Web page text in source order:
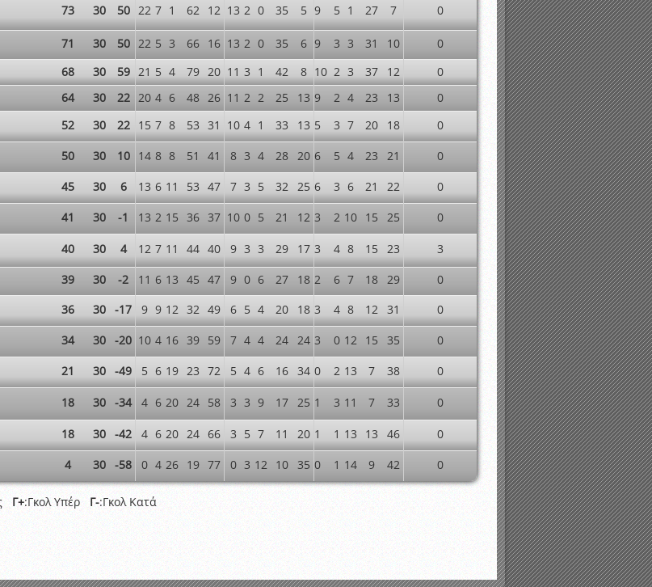
73 30 50 22 7 1 62 12 13 2 0 35 5 9 5 1 27 7 0
71 30 50 22 5 3 66 16 13 2 0 35 6 9 3 3 31 10
0
68 30 59 21 5 4 79 20 11 3 1 42 8 10 2 3 37 12
0
64 30 22 20 4 6 48 26 11 2 2 25 13 9 2 4 23 13
0
52 30 22 15 7 8 53 31 10 4 1 33 13 5 3 7 20 18
0
50 30 10 14 8 8 51 41 8 3 4 28 20 6 5 4 23 21
0
45 30 6 13 6 11 53 47 7 3 5 32 25 6 3 6 21 22
0
41 30 -1 13 2 15 36 37 10 0 5 21 12 3 2 10 15 25 0
40 30 4 12 7 11 44 40 9 3 3 29 17 3 4 8 15 23
3
39 30 -2 11 6 13 45 47 9 0 6 27 18 2 6 7 18 29
0
36 30 -17 9 9 12 32 49 6 5 4 20 18 3 4 8 12 31
0
34 30 -20 10 4 16 39 59 7 4 4 24 24 3 0 12 15 35
0
21 30 -49 5 6 19 23 72 5 4 6 16 34 0 2 13 7 38 0
18 30 -34 4 6 20 24 58 3 3 9 17 25 1 3 11 7 33 0
18 30 -42 4 6 20 24 66 3 5 7 11 20 1 1 13 13 46
0
4 30 -58 0 4 26 19 77 0 3 12 10 35 0 1 14 9 42 0
Γ+:Γκολ Υπέρ Γ-:Γκολ Κατά